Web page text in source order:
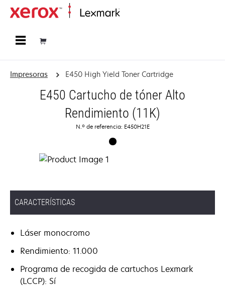
Impresoras E450 High Yield Toner Cartridge
E450 Cartucho de tóner Alto
Rendimiento (11K)
N.º de referencia: E450H21E
CARACTERÍSTICAS
Láser monocromo
Rendimiento: 11.000
Programa de recogida de cartuchos Lexmark
(LCCP): Sí